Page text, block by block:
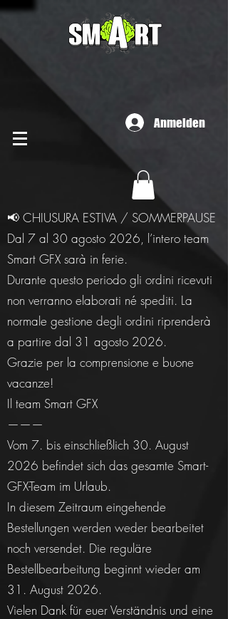
Anmelden
📢 CHIUSURA ESTIVA / SOMMERPAUSE
Dal 7 al 30 agosto 2026, l’intero team
Smart GFX sarà in ferie.
Durante questo periodo gli ordini ricevuti
non verranno elaborati né spediti. La
normale gestione degli ordini riprenderà
a partire dal 31 agosto 2026.
Grazie per la comprensione e buone
vacanze!
Il team Smart GFX
———
Vom 7. bis einschließlich 30. August
2026 befindet sich das gesamte Smart-
GFX-Team im Urlaub.
In diesem Zeitraum eingehende
Bestellungen werden weder bearbeitet
noch versendet. Die reguläre
Bestellbearbeitung beginnt wieder am
31. August 2026.
Vielen Dank für euer Verständnis und eine